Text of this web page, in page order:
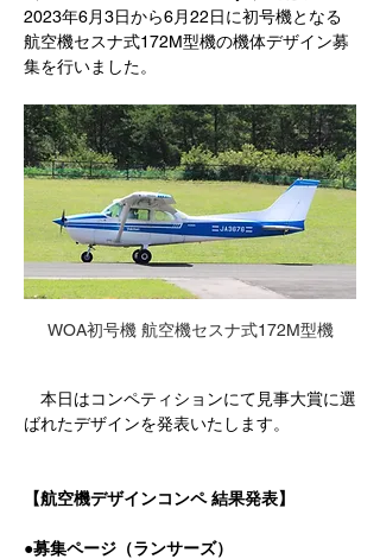
2023年6月3日から6月22日に初号機となる
航空機セスナ式172M型機の機体デザイン募
集を行いました。
WOA初号機 航空機セスナ式172M型機
本日はコンペティションにて見事大賞に選
ばれたデザインを発表いたします。
【航空機デザインコンペ 結果発表】
●募集ページ（ランサーズ）